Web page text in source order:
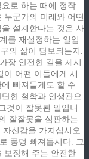
로 하는 때에 정작
누군가의 미래와 어떤
설계한다는 것은 사
를 재설정하는 일입
의 삶이 담보되는지.
장 안전한 길을 제시
이 어떤 이들에게 새
빠져들게도 할 수
한 철학과 인생관으
것이 잘못된 일입니
잘잘못을 심판하는
신감을 가지십시오.
풍덩 빠져듭시다. 그
보장해 주는 안전한